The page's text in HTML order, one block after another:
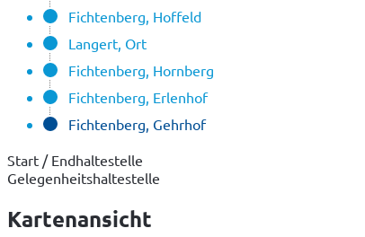
Fichtenberg, Hoffeld
Langert, Ort
Fichtenberg, Hornberg
Fichtenberg, Erlenhof
Fichtenberg, Gehrhof
Start / Endhaltestelle
Gelegenheitshaltestelle
Kartenansicht